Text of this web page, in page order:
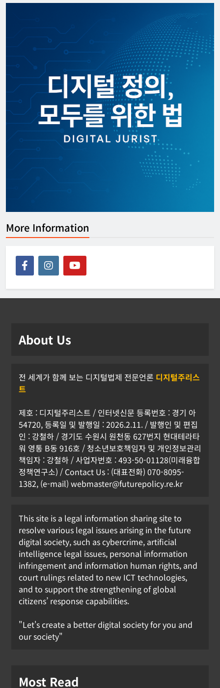
More Information
About Us
전 세계가 함께 보는 디지털법제 전문언론 디지털주리스
트
제호 : 디지털주리스트 / 인터넷신문 등록번호 : 경기 아
54720, 등록일 및 발행일 : 2026.2.11. / 발행인 및 편집
인 : 강철하 / 경기도 수원시 원천동 627번지 현대테라타
워 영통 B동 916호 / 청소년보호책임자 및 개인정보관리
책임자 : 강철하 / 사업자번호 : 493-50-01128(미래융합
정책연구소) / Contact Us : (대표전화) 070-8095-
1382, (e-mail) webmaster@futurepolicy.re.kr
This site is a legal information sharing site to
resolve various legal issues arising in the future
digital society, such as cybercrime, artificial
intelligence legal issues, personal information
infringement and information human rights, and
court rulings related to new ICT technologies,
and to support the strengthening of global
citizens’ response capabilities.
"Let's create a better digital society for you and
our society"
Most Read